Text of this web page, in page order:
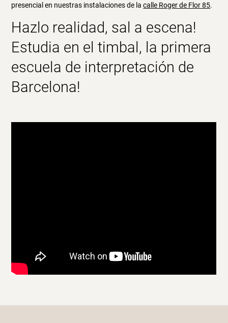
presencial en nuestras instalaciones de lacalle Roger de Flor 85.
Hazlo realidad, sal a escena!
Estudia en el timbal , la primera
escuela de interpretación de
Barcelona!